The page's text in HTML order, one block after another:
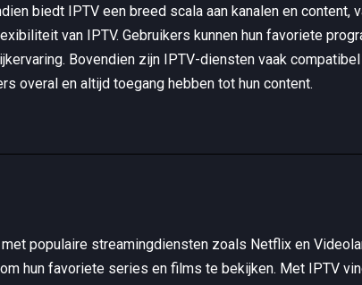
biedt IPTV een breed scala aan kanalen en content,
van IPTV. Gebruikers kunnen hun favoriete
Bovendien zijn IPTV-diensten vaak
overal en altijd toegang hebben tot hun content.
populaire streamingdiensten zoals Netflix en
hun favoriete series en films te bekijken. Met IPTV